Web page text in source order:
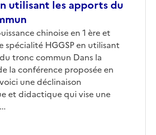
utilisant les apports du
chinoise en 1 ère et
spécialité HGGSP en utilisant
tronc commun Dans la
la conférence proposée en
une déclinaison
et didactique qui vise une